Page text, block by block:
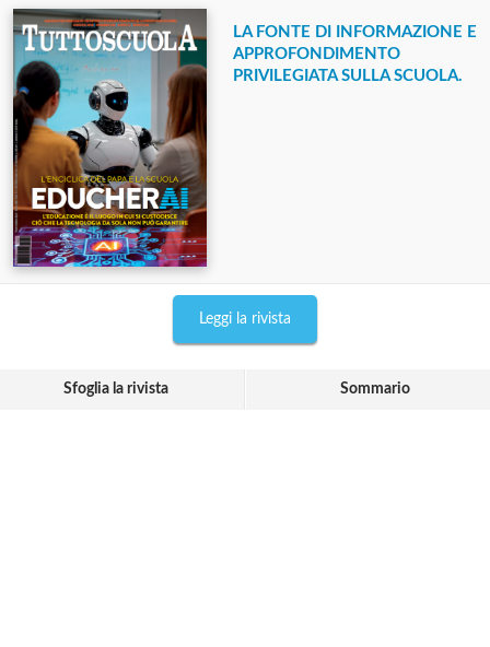
LA FONTE DI INFORMAZIONE E
APPROFONDIMENTO
PRIVILEGIATA SULLA SCUOLA.
Leggi la rivista
Sfoglia la rivista Sommario